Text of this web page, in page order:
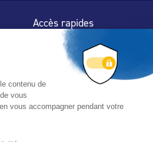
Accès rapides
Espace Presse
Trouver un
professionnel